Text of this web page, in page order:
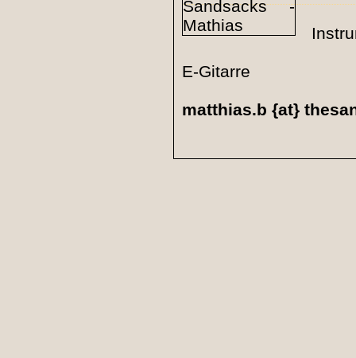
E-Gitarre
matthias.b {at}